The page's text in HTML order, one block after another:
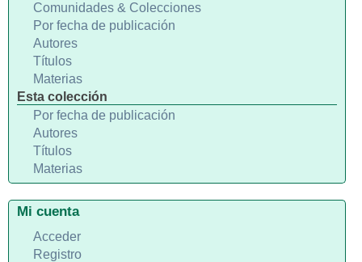
Comunidades & Colecciones
Por fecha de publicación
Autores
Títulos
Materias
Esta colección
Por fecha de publicación
Autores
Títulos
Materias
Mi cuenta
Acceder
Registro